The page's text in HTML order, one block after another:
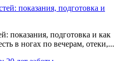
показания, подготовка и как
в ногах по вечерам, отеки,...